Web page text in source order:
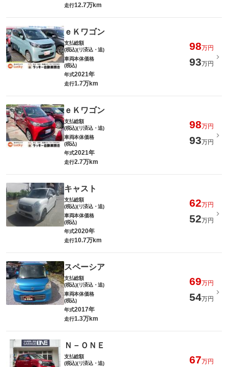
走行12.7万km
ｅＫワゴン
支払総額
(税込)(リ済込・追)
98万円
車両本体価格
(税込)
93万円
年式2021年
走行1.7万km
ｅＫワゴン
支払総額
(税込)(リ済込・追)
98万円
車両本体価格
(税込)
93万円
年式2021年
走行2.7万km
キャスト
支払総額
(税込)(リ済込・追)
62万円
車両本体価格
(税込)
52万円
年式2020年
走行10.7万km
スペーシア
支払総額
(税込)(リ済込・追)
69万円
車両本体価格
(税込)
54万円
年式2017年
走行1.3万km
Ｎ－ＯＮＥ
支払総額
(税込)(リ済込・追)
67万円